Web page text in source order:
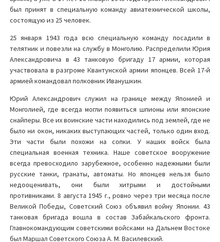
был принят в специальную команду авиатехнической школы,
состоящую из 25 человек.
25 января 1943 года всю специальную команду посадили в
телятник и повезли на службу в Монголию. Распределили Юрия
Александровича в 43 танковую бригаду 17 армии, которая
участвовала в разгроме Квантунской армии японцев. Всей 17-й
армией командовал полковник Иванушкин.
Юрий Александрович служил на границе между Японией и
Монголией, где всегда могли появиться шпионы или японские
снайперы. Все их воинские части находились под землей, где не
было ни окон, никаких выступающих частей, только один вход.
Эти части были похожи на сопки. У наших войск была
специальная военная техника. Наше советское вооружение
всегда превосходило зарубежное, особенно надежными были
русские танки, гранаты, автоматы. Но японцев нельзя было
недооценивать, они были хитрыми и достойными
противниками. 8 августа 1945 г., ровно через три месяца после
Великой Победы, Советский Союз объявил войну Японии. 43
танковая бригада вошла в состав Забайкальского фронта.
Главнокомандующим советскими войсками на Дальнем Востоке
был Маршал Советского Союза А. М. Василевский.